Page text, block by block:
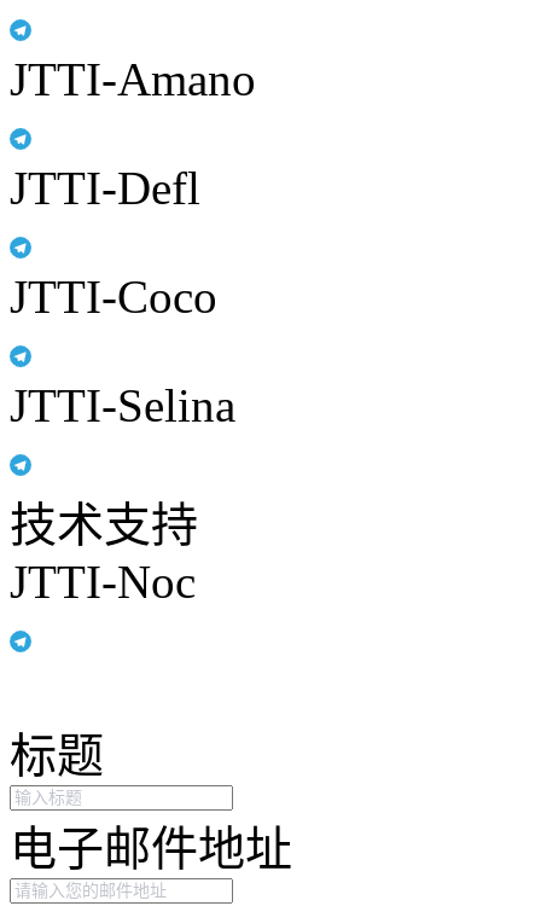
JTTI-Amano
JTTI-Defl
JTTI-Coco
JTTI-Selina
技术支持
JTTI-Noc
标题
电子邮件地址